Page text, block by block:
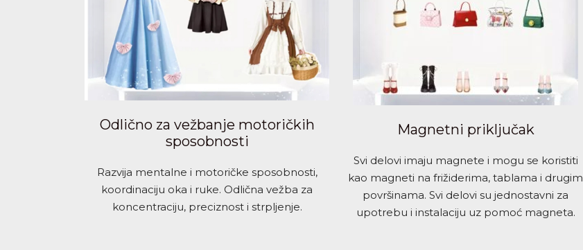
Odlično za vežbanje motoričkih
sposobnosti
Razvija mentalne i motoričke sposobnosti,
koordinaciju oka i ruke. Odlična vežba za
koncentraciju, preciznost i strpljenje.
Magnetni priključak
Svi delovi imaju magnete i mogu se koristiti
kao magneti na frižiderima, tablama i drugim
površinama. Svi delovi su jednostavni za
upotrebu i instalaciju uz pomoć magneta.